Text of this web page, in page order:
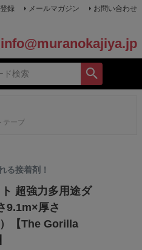
録 メールマガジン お問い合わせ
info@muranokajiya.jp
テープ
る接着剤！
超強力多用途ダ
9.1m×厚さ
【The Gorilla